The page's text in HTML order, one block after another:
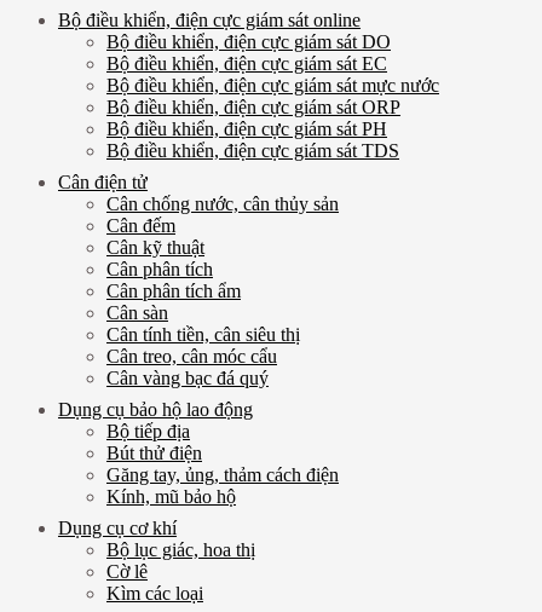
Bộ điều khiển, điện cực giám sát online
Bộ điều khiển, điện cực giám sát DO
Bộ điều khiển, điện cực giám sát EC
Bộ điều khiển, điện cực giám sát mực nước
Bộ điều khiển, điện cực giám sát ORP
Bộ điều khiển, điện cực giám sát PH
Bộ điều khiển, điện cực giám sát TDS
Cân điện tử
Cân chống nước, cân thủy sản
Cân đếm
Cân kỹ thuật
Cân phân tích
Cân phân tích ẩm
Cân sàn
Cân tính tiền, cân siêu thị
Cân treo, cân móc cẩu
Cân vàng bạc đá quý
Dụng cụ bảo hộ lao động
Bộ tiếp địa
Bút thử điện
Găng tay, ủng, thảm cách điện
Kính, mũ bảo hộ
Dụng cụ cơ khí
Bộ lục giác, hoa thị
Cờ lê
Kìm các loại